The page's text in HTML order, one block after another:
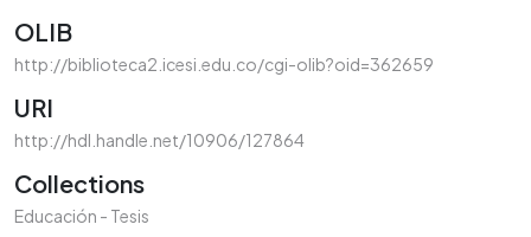
OLIB
http://biblioteca2.icesi.edu.co/cgi-olib?oid=362659
URI
http://hdl.handle.net/10906/127864
Collections
Educación - Tesis